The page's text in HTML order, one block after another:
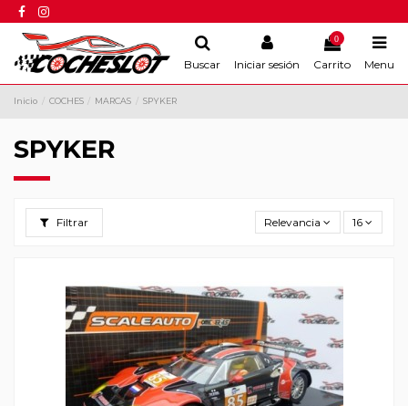
Buscar Iniciar sesión
0
Carrito Menu
Inicio COCHES MARCAS SPYKER
SPYKER
Filtrar Relevancia 16